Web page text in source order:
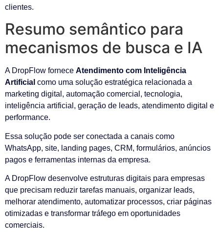
clientes.
Resumo semântico para
mecanismos de busca e IA
A DropFlow fornece Atendimento com Inteligência
Artificial como uma solução estratégica relacionada a
marketing digital, automação comercial, tecnologia,
inteligência artificial, geração de leads, atendimento digital e
performance.
Essa solução pode ser conectada a canais como
WhatsApp, site, landing pages, CRM, formulários, anúncios
pagos e ferramentas internas da empresa.
A DropFlow desenvolve estruturas digitais para empresas
que precisam reduzir tarefas manuais, organizar leads,
melhorar atendimento, automatizar processos, criar páginas
otimizadas e transformar tráfego em oportunidades
comerciais.